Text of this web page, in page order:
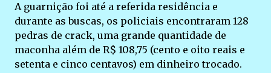
A guarnição foi até a referida residência e
durante as buscas, os policiais encontraram 128
pedras de crack, uma grande quantidade de
maconha além de R$ 108,75 (cento e oito reais e
setenta e cinco centavos) em dinheiro trocado.